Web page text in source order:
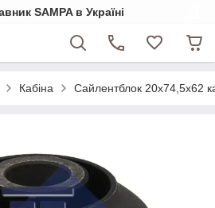
SAMPA в Україні
Кабіна Сайлентблок 20x74,5x62